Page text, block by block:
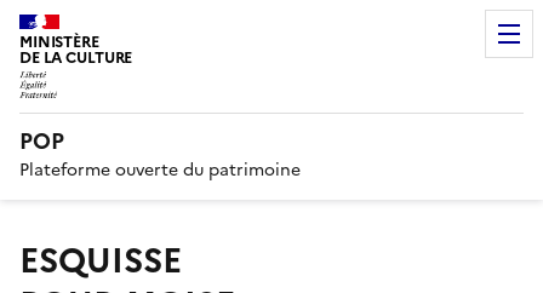
MINISTÈRE
DE LA CULTURE
POP
Plateforme ouverte du patrimoine
ESQUISSE